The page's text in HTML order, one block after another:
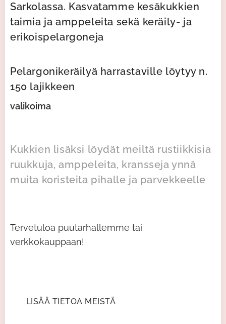
Sarkolassa. Kasvatamme kesäkukkien
taimia ja amppeleita sekä keräily- ja
erikoispelargoneja
Pelargonikeräilyä harrastaville löytyy n.
150 lajikkeen
valikoima
Kukkien lisäksi löydät meiltä rustiikkisia
ruukkuja, amppeleita, kransseja ynnä
muita koristeita pihalle ja parvekkeelle
Tervetuloa puutarhallemme tai
verkkokauppaan!
LISÄÄ TIETOA MEISTÄ